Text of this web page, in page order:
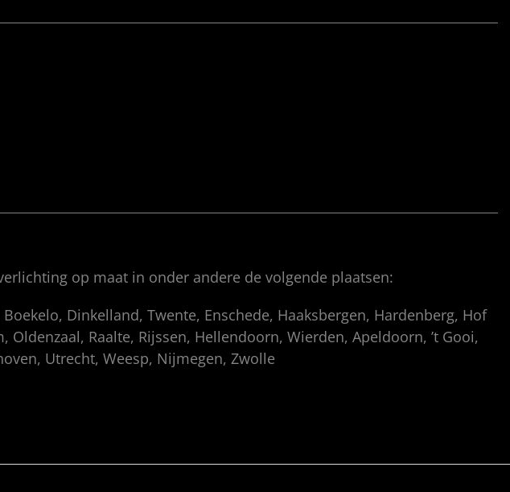
op maat in onder andere de volgende plaatsen:
Dinkelland, Twente, Enschede, Haaksbergen, Hardenberg, Hof
Raalte, Rijssen, Hellendoorn, Wierden, Apeldoorn, ’t Gooi,
Utrecht, Weesp, Nijmegen, Zwolle